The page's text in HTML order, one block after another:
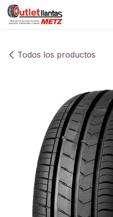
Ir al contenido
Todos los productos